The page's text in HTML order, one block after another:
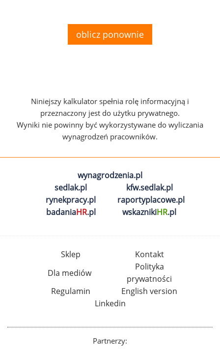
oblicz ponownie
Niniejszy kalkulator spełnia rolę informacyjną i
przeznaczony jest do użytku prywatnego.
Wyniki nie powinny być wykorzystywane do wyliczania
wynagrodzeń pracowników.
wynagrodzenia.pl
sedlak.pl
kfw.sedlak.pl
rynekpracy.pl
raportyplacowe.pl
badaniaHR.pl wskaznikiHR.pl
Sklep
Kontakt
Dla mediów
Polityka
prywatności
Regulamin
English version
Linkedin
Partnerzy: